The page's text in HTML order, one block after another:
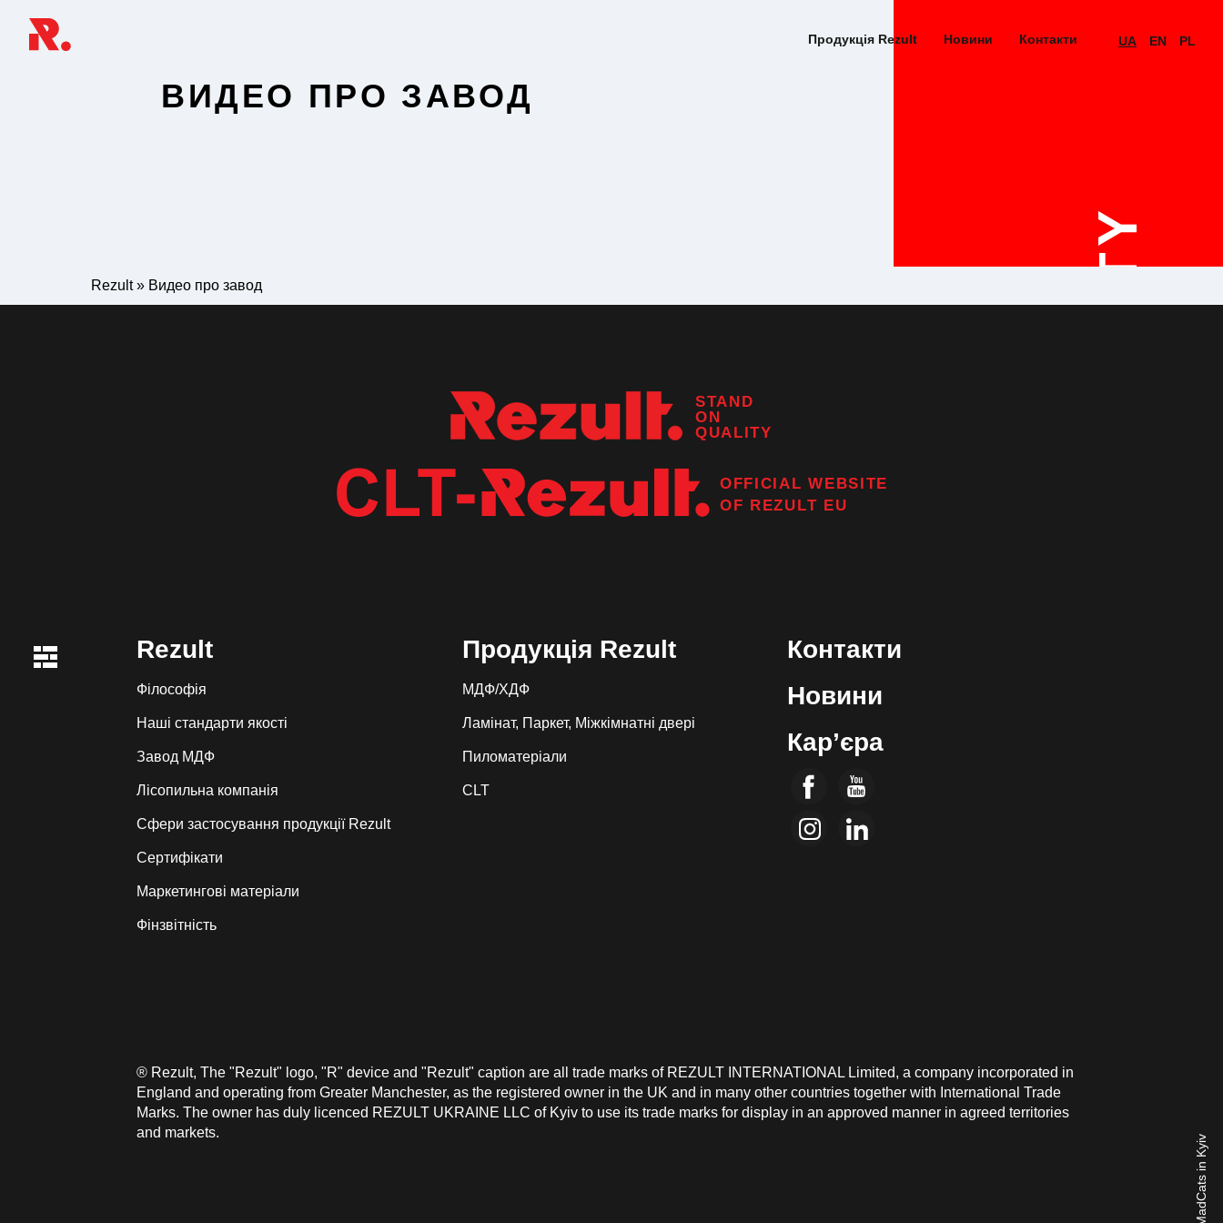
Продукція Rezult Новини Контакти UA EN PL
STAND QUALITY
ВИДЕО ПРО ЗАВОД
Rezult» Видео про завод
STAND
ON
QUALITY
OFFICIAL WEBSITE
OF REZULT EU
Rezult
Філософія
Наші стандарти якості
Завод МДФ
Лiсопильна компанія
Сфери застосування продукції Rezult
Сертифікати
Маркетингові матеріали
Фінзвітність
Продукція Rezult
МДФ/ХДФ
Ламінат, Паркет, Міжкімнатні двері
Пиломатеріали
CLT
Контакти
Новини
Кар’єра
® Rezult, The "Rezult" logo, "R" device and "Rezult" caption are all trade marks of REZULT INTERNATIONAL Limited, a company incorporated in
England and operating from Greater Manchester, as the registered owner in the UK and in many other countries together with International Trade
Marks. The owner has duly licenced REZULT UKRAINE LLC of Kyiv to use its trade marks for display in an approved manner in agreed territories
and markets.